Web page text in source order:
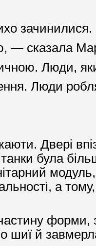
зачинилися.
— сказала
Люди,
Люди
Двері
була
а
форми,
шиї й